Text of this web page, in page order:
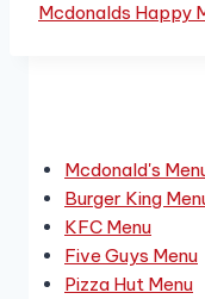
Mcdonalds Happy
Mcdonald's
Burger King
KFC Menu
Five Guys Menu
Pizza Hut Menu